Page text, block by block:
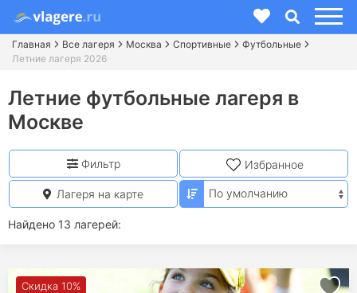
Главная Все лагеря Москва Спортивные
Футбольные
Летние лагеря 2026
Летние футбольные лагеря в
Москве
Найдено 13 лагерей:
Фильтр Избранное
Лагеря на карте
Скидка 10%